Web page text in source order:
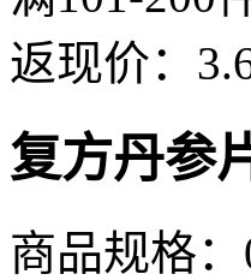
返现价：
复方丹参
商品规格